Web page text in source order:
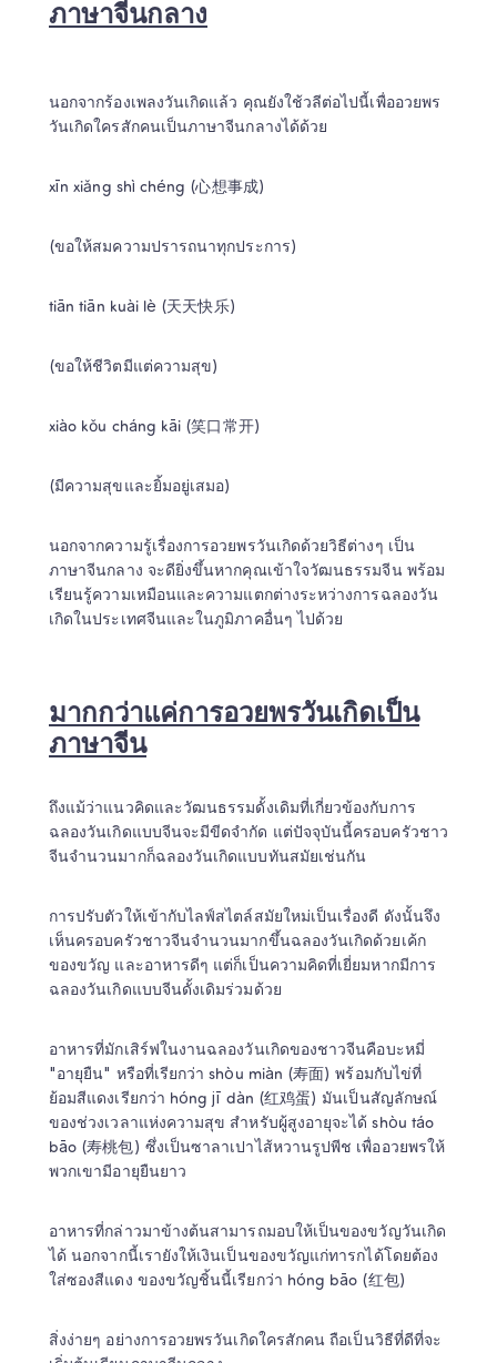
ภาษาจีนกลาง
นอกจากร้องเพลงวันเกิดแล้ว คุณยังใช้วลีต่อไปนี้เพื่ออวยพร
วันเกิดใครสักคนเป็นภาษาจีนกลางได้ด้วย
xīn xiǎng shì chéng (心想事成)
(ขอให้สมความปรารถนาทุกประการ)
tiān tiān kuài lè (天天快乐)
(ขอให้ชีวิตมีแต่ความสุข)
xiào kǒu cháng kāi (笑口常开)
(มีความสุขและยิ้มอยู่เสมอ)
นอกจากความรู้เรื่องการอวยพรวันเกิดด้วยวิธีต่างๆ เป็น
ภาษาจีนกลาง จะดียิ่งขึ้นหากคุณเข้าใจวัฒนธรรมจีน พร้อม
เรียนรู้ความเหมือนและความแตกต่างระหว่างการฉลองวัน
เกิดในประเทศจีนและในภูมิภาคอื่นๆ ไปด้วย
มากกว่าแค่การอวยพรวันเกิดเป็น
ภาษาจีน
ถึงแม้ว่าแนวคิดและวัฒนธรรมดั้งเดิมที่เกี่ยวข้องกับการ
ฉลองวันเกิดแบบจีนจะมีขีดจำกัด แต่ปัจจุบันนี้ครอบครัวชาว
การปรับตัวให้เข้ากับไลฟ์สไตล์สมัยใหม่เป็นเรื่องดี ดังนั้นจึง
เห็นครอบครัวชาวจีนจำนวนมากขึ้นฉลองวันเกิดด้วยเค้ก
ของขวัญ และอาหารดีๆ แต่ก็เป็นความคิดที่เยี่ยมหากมีการ
อาหารที่มักเสิร์ฟในงานฉลองวันเกิดของชาวจีนคือบะหมี่
"อายุยืน" หรือที่เรียกว่า shòu miàn (寿面) พร้อมกับไข่ที่
ย้อมสีแดงเรียกว่า hóng jī dàn (红鸡蛋) มันเป็นสัญลักษณ์
ของช่วงเวลาแห่งความสุข สำหรับผู้สูงอายุจะได้ shòu táo
bāo (寿桃包) ซึ่งเป็นซาลาเปาไส้หวานรูปพีช เพื่ออวยพรให้
พวกเขามีอายุยืนยาว
อาหารที่กล่าวมาข้างต้นสามารถมอบให้เป็นของขวัญวันเกิด
ได้ นอกจากนี้เรายังให้เงินเป็นของขวัญแก่ทารกได้โดยต้อง
ใส่ซองสีแดง ของขวัญชิ้นนี้เรียกว่า hóng bāo (红包)
สิ่งง่ายๆ อย่างการอวยพรวันเกิดใครสักคน ถือเป็นวิธีที่ดีที่จะ